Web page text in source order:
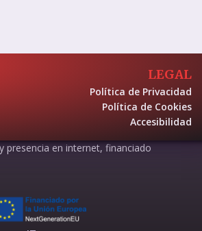
LEGAL
Política de Privacidad
Política de Cookies
Accesibilidad
presencia en internet, financiado